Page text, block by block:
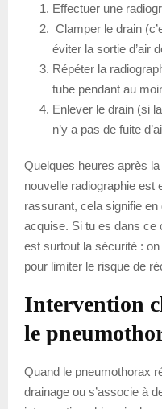
Effectuer une
Clamper le drain
éviter la sortie d’air
Répéter la
tube pendant au
Enlever le drain (si
n’y a pas de fuite
Quelques heures après
nouvelle radiographie est
rassurant, cela signifie
acquise. Si tu es dans ce
est surtout la sécurité :
pour limiter le risque de
Intervention
le
Quand le pneumothorax
drainage ou s’associe à